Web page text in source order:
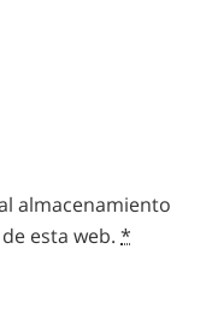
almacenamiento
esta web. *